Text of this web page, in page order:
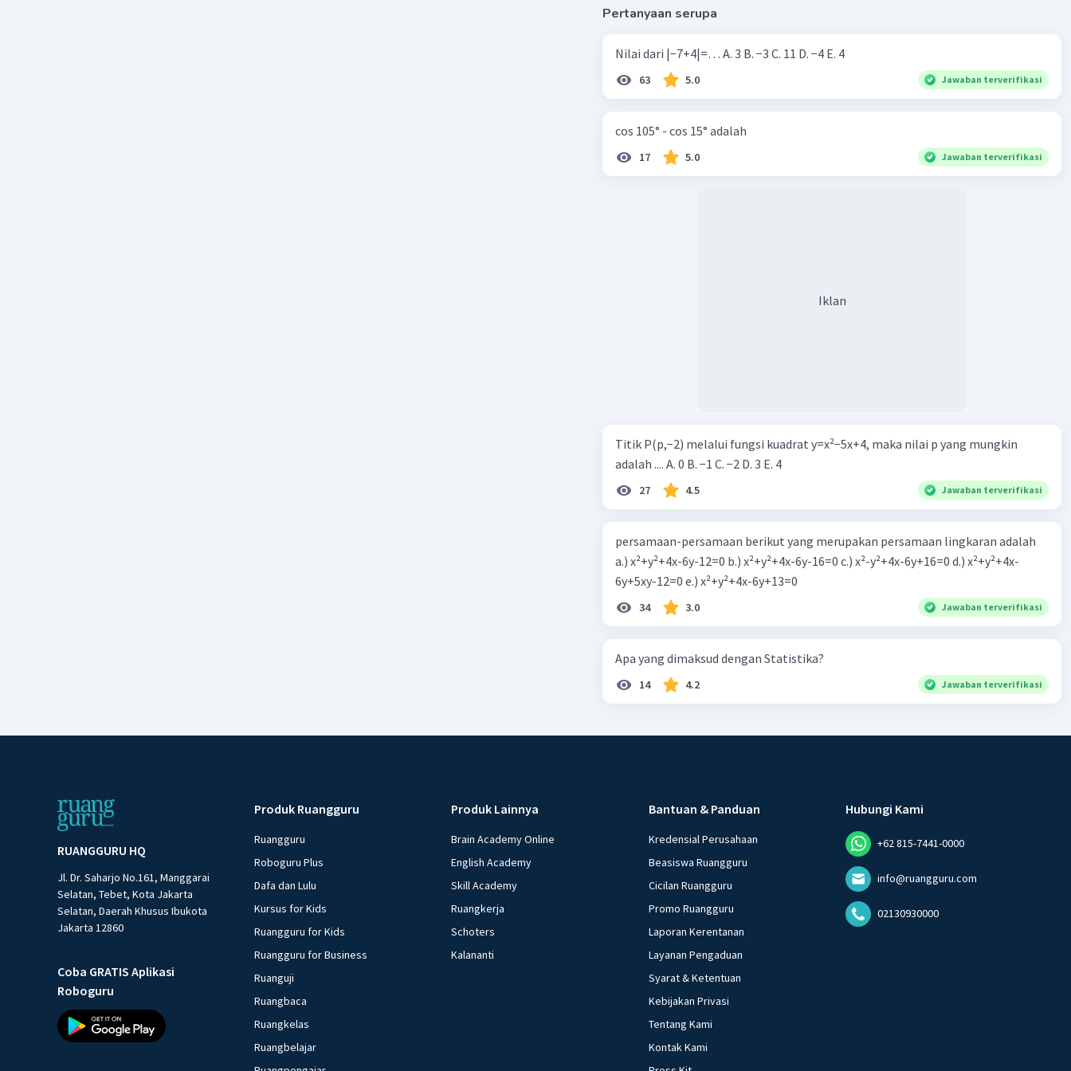
f(g(x)) = 3
Penyelesaian
f(g(x)) = f(√x)
4 = 2√x
4/2 = √x
Balas
Pertanyaan serupa
Nilai dari |−7+4|=… A. 3 B. −3 C. 11 D. −4 E. 4
63 5.0 Jawaban terverifikasi
cos 105° - cos 15° adalah
17 5.0 Jawaban terverifikasi
Iklan
Titik P(p,−2) melalui fungsi kuadrat y=x²−5x+4, maka nilai p yang mungkin
adalah .... A. 0 B. −1 C. −2 D. 3 E. 4
27 4.5 Jawaban terverifikasi
persamaan-persamaan berikut yang merupakan persamaan lingkaran adalah
a.) x²+y²+4x-6y-12=0 b.) x²+y²+4x-6y-16=0 c.) x²-y²+4x-6y+16=0 d.) x²+y²+4x-
6y+5xy-12=0 e.) x²+y²+4x-6y+13=0
34 3.0 Jawaban terverifikasi
Apa yang dimaksud dengan Statistika?
14 4.2 Jawaban terverifikasi
RUANGGURU HQ
Jl. Dr. Saharjo No.161, Manggarai
Selatan, Tebet, Kota Jakarta
Selatan, Daerah Khusus Ibukota
Jakarta 12860
Coba GRATIS Aplikasi
Roboguru
Produk Ruangguru
Ruangguru
Roboguru Plus
Dafa dan Lulu
Kursus for Kids
Ruangguru for Kids
Ruangguru for Business
Ruanguji
Ruangbaca
Ruangkelas
Ruangbelajar
Produk Lainnya
Brain Academy Online
English Academy
Skill Academy
Ruangkerja
Schoters
Kalananti
Bantuan & Panduan
Kredensial Perusahaan
Beasiswa Ruangguru
Cicilan Ruangguru
Promo Ruangguru
Laporan Kerentanan
Layanan Pengaduan
Syarat & Ketentuan
Kebijakan Privasi
Tentang Kami
Kontak Kami
Hubungi Kami
+62 815-7441-0000
info@ruangguru.com
02130930000